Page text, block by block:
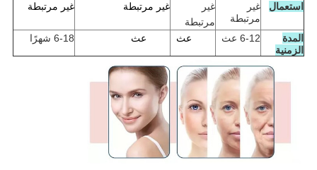
استعمال
غير
مرتبطة
غير
مرتبطة
غير مرتبطة غير مرتبطة
المدة
الزمنية
6-12 عث 6-18 شهرًا